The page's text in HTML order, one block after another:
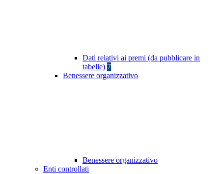
Dati relativi ai premi (da pubblicare in
tabelle) 7
Benessere organizzativo
Benessere organizzativo
Enti controllati